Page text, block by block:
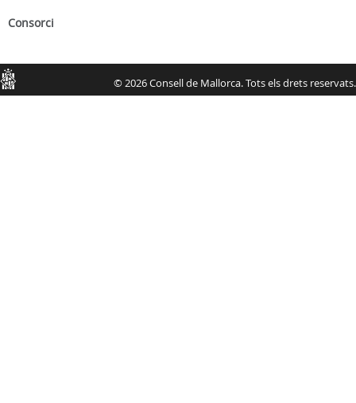
Consorci
Consell
© 2026 Consell de Mallorca. Tots els drets reservats.